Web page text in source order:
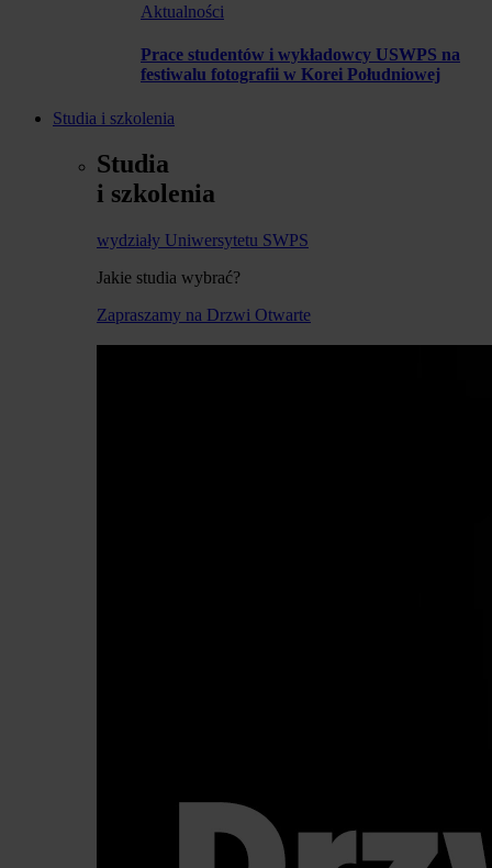
Aktualności
Prace studentów i wykładowcy USWPS na
festiwalu fotografii w Korei Południowej
Studia i szkolenia
Studia
i szkolenia
wydziały Uniwersytetu SWPS
Jakie studia wybrać?
Zapraszamy na Drzwi Otwarte